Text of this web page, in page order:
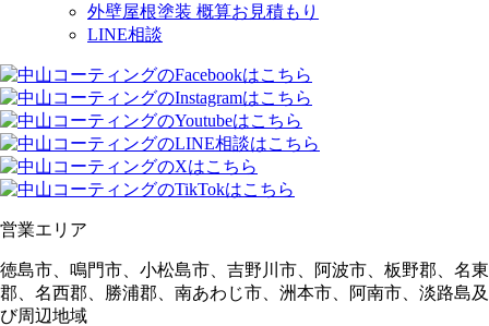
外壁屋根塗装 概算お見積もり
LINE相談
営業エリア
徳島市、鳴門市、小松島市、吉野川市、阿波市、板野郡、名東
郡、名西郡、勝浦郡、南あわじ市、洲本市、阿南市、淡路島及
び周辺地域